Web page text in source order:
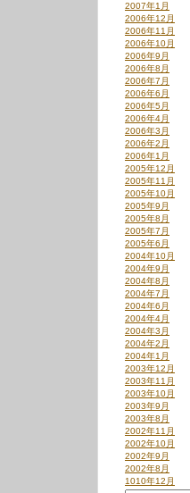
2007年1月
2006年12月
2006年11月
2006年10月
2006年9月
2006年8月
2006年7月
2006年6月
2006年5月
2006年4月
2006年3月
2006年2月
2006年1月
2005年12月
2005年11月
2005年10月
2005年9月
2005年8月
2005年7月
2005年6月
2004年10月
2004年9月
2004年8月
2004年7月
2004年6月
2004年4月
2004年3月
2004年2月
2004年1月
2003年12月
2003年11月
2003年10月
2003年9月
2003年8月
2002年11月
2002年10月
2002年9月
2002年8月
1010年12月